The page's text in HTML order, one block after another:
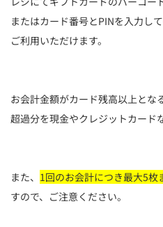
またはカード番号とPINを入力し
ご利用いただけます。
お会計金額がカード残高以上とな
超過分を現金やクレジットカード
また、 1回のお会計につき最大5枚
すので、ご注意ください。